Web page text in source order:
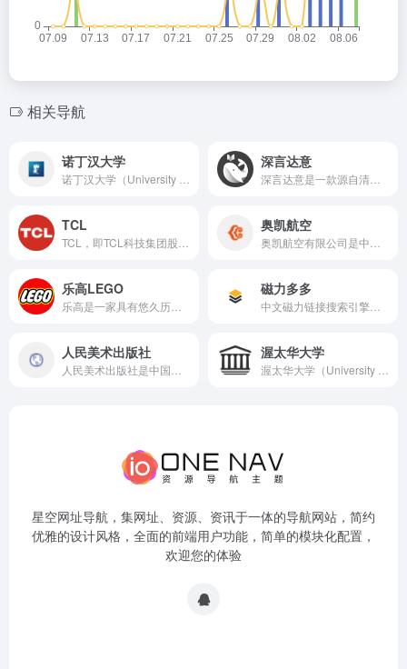
相关导航
诺丁汉大学 深言达意
TCL 奥凯航空
乐高LEGO 磁力多多
人民美术出版社 渥太华大学
星空网址导航，集网址、资源、资讯于一体的导航网站，简约
优雅的设计风格，全面的前端用户功能，简单的模块化配置，
欢迎您的体验